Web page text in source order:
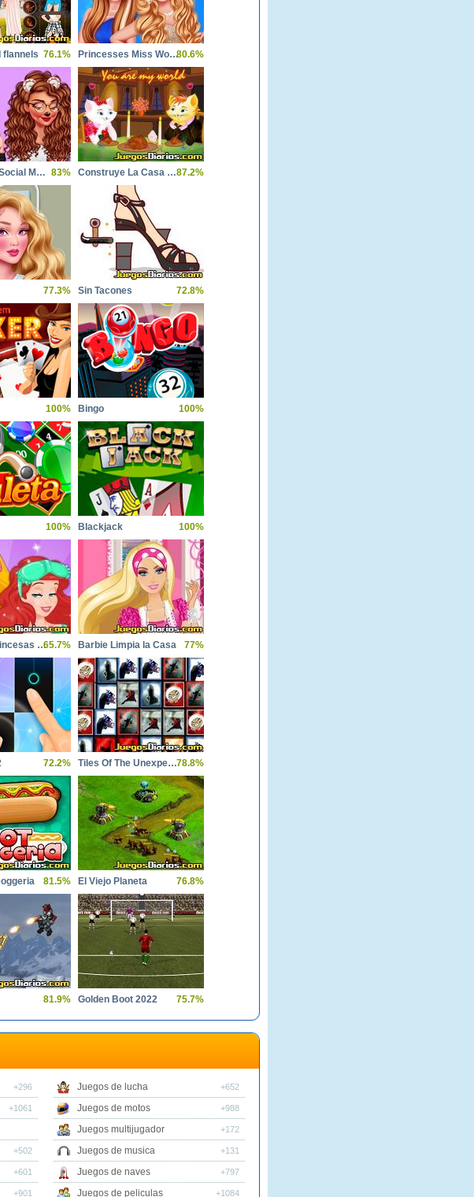
flannels 76.1% Princesses Miss World Challenge80.6%
Princesses Social Media Stars 83% Construye La Casa de Mary87.2%
77.3% Sin Tacones 72.8%
100% Bingo 100%
100% Blackjack 100%
Pijamada Princesas Disney65.7% Barbie Limpia la Casa 77%
72.2% Tiles Of The Unexpected78.8%
81.5% El Viejo Planeta 76.8%
81.9% Golden Boot 2022 75.7%
+296
+1061
+502
+601
+901
Juegos de lucha +652
Juegos de motos +988
Juegos multijugador +172
Juegos de musica +131
Juegos de naves +797
Juegos de peliculas +1084